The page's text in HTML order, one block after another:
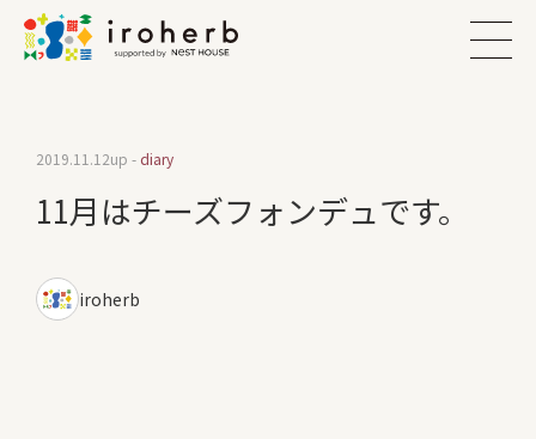
11月はチーズフォンデュです。
2019.11.12up - diary
iroherb